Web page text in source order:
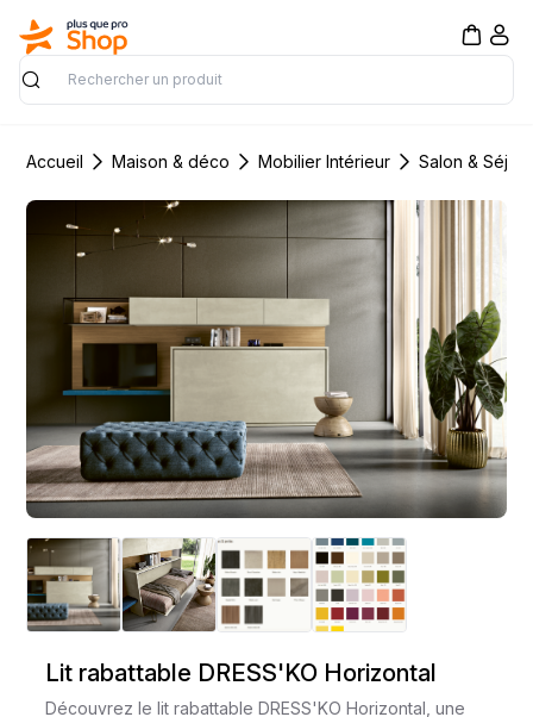
Rechercher
Accueil Maison & déco Mobilier Intérieur Salon &
Lit rabattable DRESS'KO Horizontal
Découvrez le lit rabattable DRESS'KO Horizontal, une